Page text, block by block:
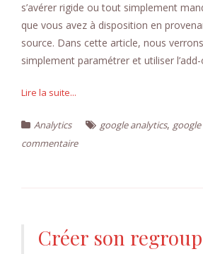
s’avérer rigide ou tout simplement
que vous avez à disposition en
source. Dans cette article, nous
simplement paramétrer et utiliser
Lire la suite...
Analytics google analytics,
commentaire
Créer son